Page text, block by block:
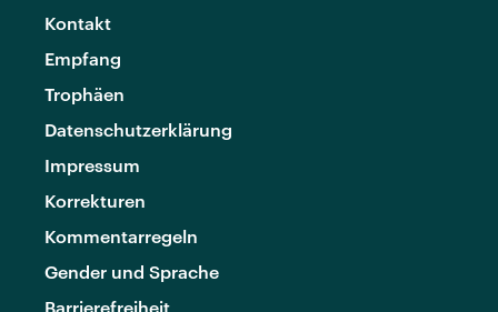
Kontakt
Empfang
Trophäen
Datenschutzerklärung
Impressum
Korrekturen
Kommentarregeln
Gender und Sprache
Barrierefreiheit